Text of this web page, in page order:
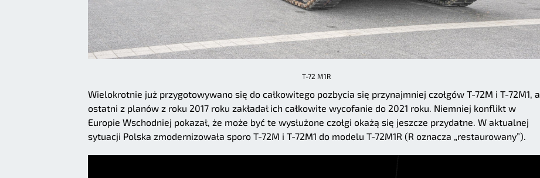
T-72 M1R
Wielokrotnie już przygotowywano się do całkowitego pozbycia się przynajmniej czołgów T-72M i T-72M1, a
ostatni z planów z roku 2017 roku zakładał ich całkowite wycofanie do 2021 roku. Niemniej konflikt w
Europie Wschodniej pokazał, że może być te wysłużone czołgi okażą się jeszcze przydatne. W aktualnej
sytuacji Polska zmodernizowała sporo T-72M i T-72M1 do modelu T-72M1R (R oznacza „restaurowany”).